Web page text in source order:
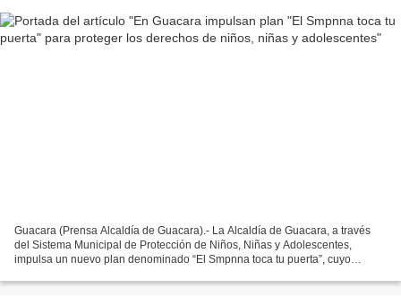
Guacara (Prensa Alcaldía de Guacara).- La Alcaldía de Guacara, a través
del Sistema Municipal de Protección de Niños, Niñas y Adolescentes,
impulsa un nuevo plan denominado “El Smpnna toca tu puerta”, cuyo